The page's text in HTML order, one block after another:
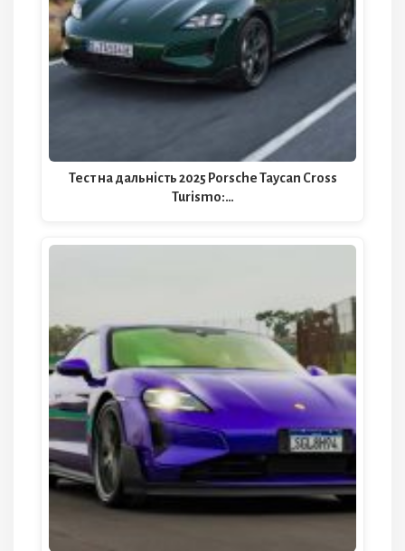
Тест на дальність 2025 Porsche Taycan Cross
Turismo:…